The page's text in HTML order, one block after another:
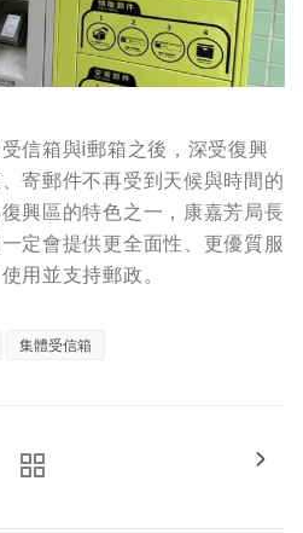
信箱與i郵箱之後，深受復興
寄郵件不再受到天候與時間的
興區的特色之一，康嘉芳局長
定會提供更全面性、更優質服
用並支持郵政。
集體受信箱